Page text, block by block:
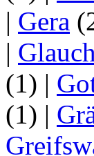
| Gera
|
(1) |
(1) |